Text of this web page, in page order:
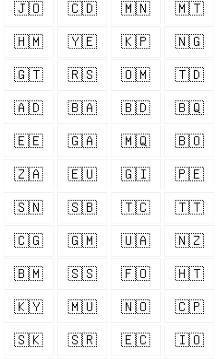
🇯🇴 🇨🇩 🇲🇳 🇲🇹
🇭🇲 🇾🇪 🇰🇵 🇳🇬
🇬🇹 🇷🇸 🇴🇲 🇹🇩
🇦🇩 🇧🇦 🇧🇩 🇧🇶
🇪🇪 🇬🇦 🇲🇶 🇧🇴
🇿🇦 🇪🇺 🇬🇮 🇵🇪
🇸🇳 🇸🇧 🇹🇨 🇹🇹
🇨🇬 🇬🇲 🇺🇦 🇳🇿
🇧🇲 🇸🇸 🇫🇴 🇭🇹
🇰🇾 🇲🇺 🇳🇴 🇨🇵
🇸🇰 🇸🇷 🇪🇨 🇮🇴